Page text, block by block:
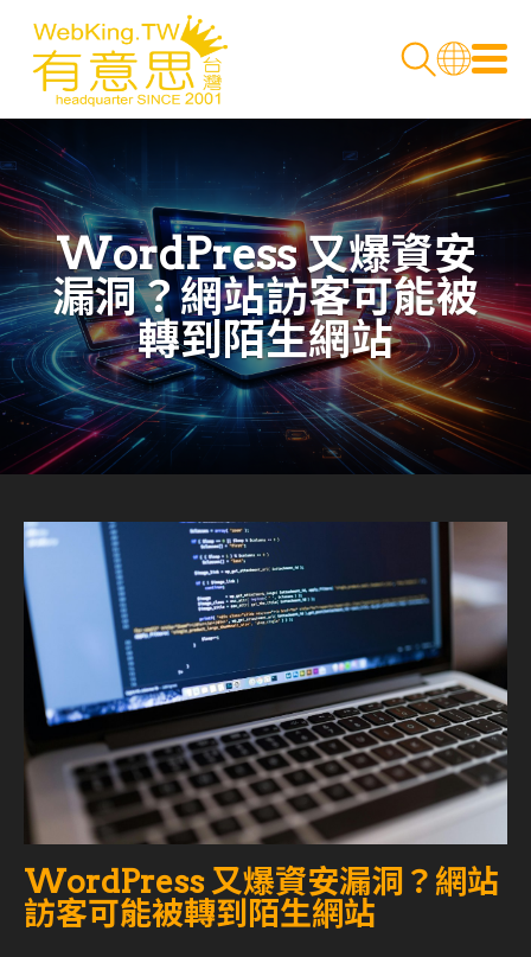
WordPress 又爆資安
漏洞？網站訪客可能被
轉到陌生網站
WordPress 又爆資安漏洞？網站
訪客可能被轉到陌生網站